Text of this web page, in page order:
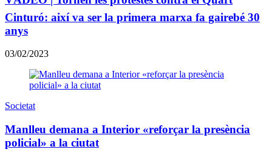
Cinturó: així va ser la primera marxa fa gairebé 30
anys
03/02/2023
Societat
Manlleu demana a Interior «reforçar la presència
policial» a la ciutat